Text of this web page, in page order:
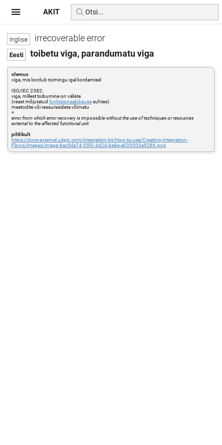
irrecoverable error
toibetu viga, parandumatu viga
olemus
viga, mis kordub toimingu igal kordamisel
ISO/IEC 2382:
viga, millest toibumine on väliste
(veast mõjutatudfunktsionaalüksusesuhtes)
meetodite või ressurssideta võimatu
=
error from which error recovery is impossible without the use of techniques or resources
external to the affected functional unit
piltlikult
https://docs-external.u4pp.com/integration-kit/How-to-use/Creating-Integration-
Flows/images/image-6ac5da74-55f2-4424-be8e-a035003a5286.png
AKIT